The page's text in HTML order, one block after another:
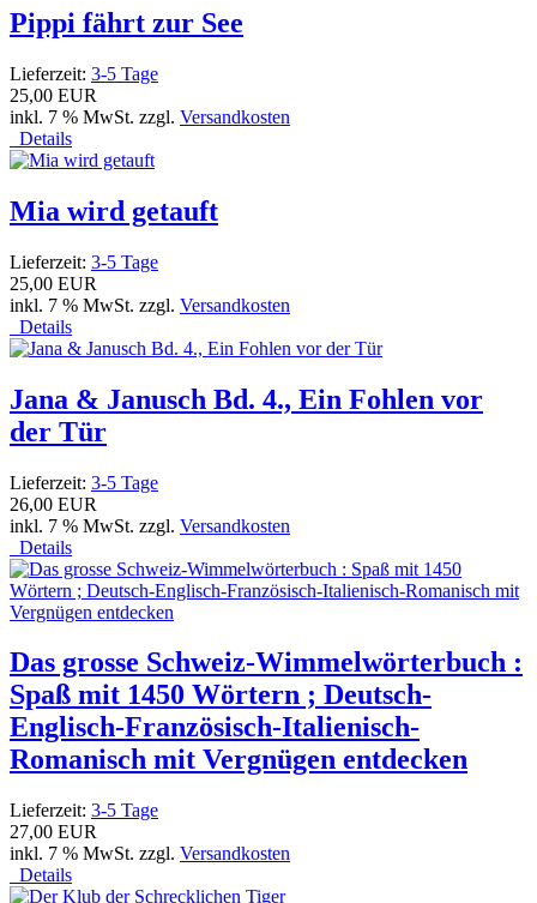
Pippi fährt zur See
Lieferzeit: 3-5 Tage
25,00 EUR
inkl. 7 % MwSt. zzgl. Versandkosten
Details
Mia wird getauft
Lieferzeit: 3-5 Tage
25,00 EUR
inkl. 7 % MwSt. zzgl. Versandkosten
Details
Jana & Janusch Bd. 4., Ein Fohlen vor
der Tür
Lieferzeit: 3-5 Tage
26,00 EUR
inkl. 7 % MwSt. zzgl. Versandkosten
Details
Das grosse Schweiz-Wimmelwörterbuch :
Spaß mit 1450 Wörtern ; Deutsch-
Englisch-Französisch-Italienisch-
Romanisch mit Vergnügen entdecken
Lieferzeit: 3-5 Tage
27,00 EUR
inkl. 7 % MwSt. zzgl. Versandkosten
Details